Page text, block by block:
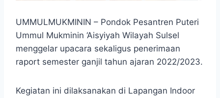
UMMULMUKMININ – Pondok Pesantren Puteri
Ummul Mukminin ‘Aisyiyah Wilayah Sulsel
menggelar upacara sekaligus penerimaan
raport semester ganjil tahun ajaran 2022/2023.
Kegiatan ini dilaksanakan di Lapangan Indoor